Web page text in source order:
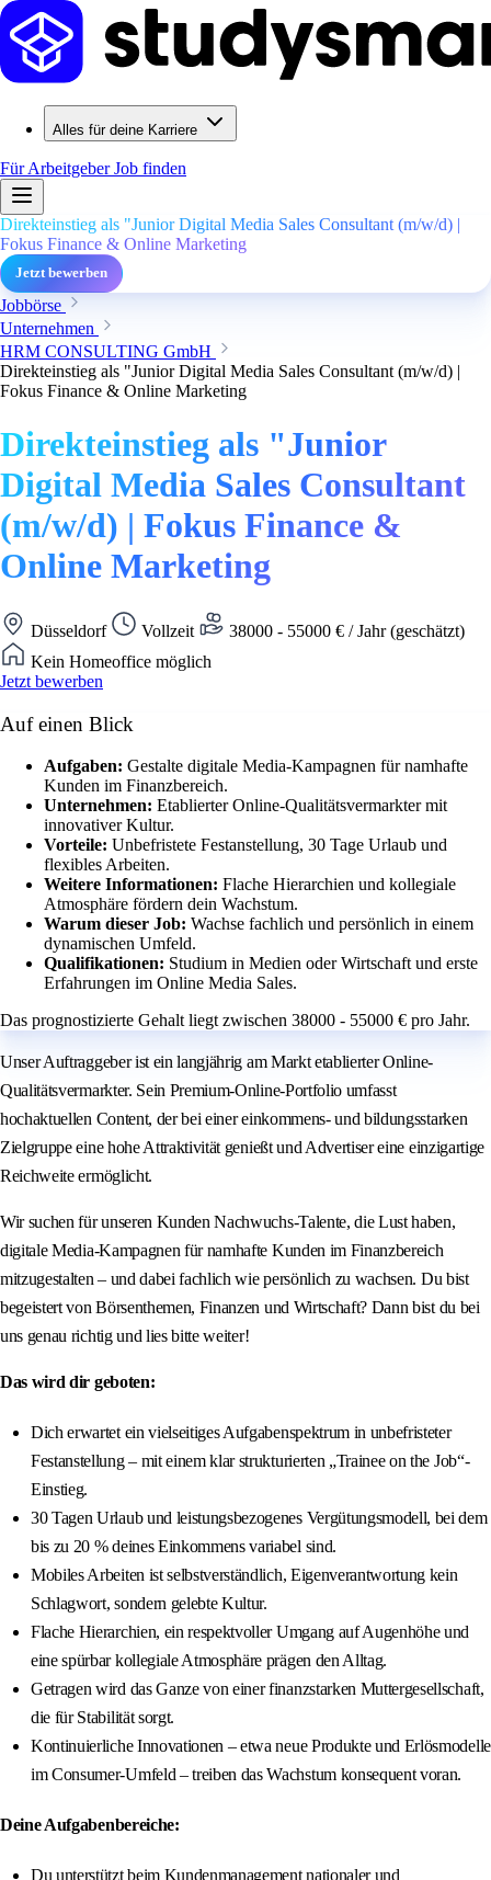
Alles für deine Karriere
Für ArbeitgeberJob finden
Direkteinstieg als "Junior Digital Media Sales Consultant (m/w/d) |
Fokus Finance & Online Marketing
Jetzt bewerben
Jobbörse
Unternehmen
HRM CONSULTING GmbH
Direkteinstieg als "Junior Digital Media Sales Consultant (m/w/d) |
Fokus Finance & Online Marketing
Direkteinstieg als "Junior
Digital Media Sales Consultant
(m/w/d) | Fokus Finance &
Online Marketing
Düsseldorf Vollzeit
38000 - 55000 € / Jahr (geschätzt)
Kein Homeoffice möglich
Jetzt bewerben
Auf einen Blick
Aufgaben: Gestalte digitale Media-Kampagnen für namhafte
Kunden im Finanzbereich.
Unternehmen: Etablierter Online-Qualitätsvermarkter mit
innovativer Kultur.
Vorteile: Unbefristete Festanstellung, 30 Tage Urlaub und
flexibles Arbeiten.
Weitere Informationen: Flache Hierarchien und kollegiale
Atmosphäre fördern dein Wachstum.
Warum dieser Job: Wachse fachlich und persönlich in einem
dynamischen Umfeld.
Qualifikationen: Studium in Medien oder Wirtschaft und erste
Erfahrungen im Online Media Sales.
Das prognostizierte Gehalt liegt zwischen 38000 - 55000 € pro Jahr.
Unser Auftraggeber ist ein langjährig am Markt etablierter Online-
Qualitätsvermarkter. Sein Premium-Online-Portfolio umfasst
hochaktuellen Content, der bei einer einkommens- und bildungsstarken
Zielgruppe eine hohe Attraktivität genießt und Advertiser eine einzigartige
Reichweite ermöglicht.
Wir suchen für unseren Kunden Nachwuchs-Talente, die Lust haben,
digitale Media-Kampagnen für namhafte Kunden im Finanzbereich
mitzugestalten – und dabei fachlich wie persönlich zu wachsen. Du bist
begeistert von Börsenthemen, Finanzen und Wirtschaft? Dann bist du bei
uns genau richtig und lies bitte weiter!
Das wird dir geboten:
Dich erwartet ein vielseitiges Aufgabenspektrum in unbefristeter
Festanstellung – mit einem klar strukturierten „Trainee on the Job“-
Einstieg.
30 Tagen Urlaub und leistungsbezogenes Vergütungsmodell, bei dem
bis zu 20 % deines Einkommens variabel sind.
Mobiles Arbeiten ist selbstverständlich, Eigenverantwortung kein
Schlagwort, sondern gelebte Kultur.
Flache Hierarchien, ein respektvoller Umgang auf Augenhöhe und
eine spürbar kollegiale Atmosphäre prägen den Alltag.
Getragen wird das Ganze von einer finanzstarken Muttergesellschaft,
die für Stabilität sorgt.
Kontinuierliche Innovationen – etwa neue Produkte und Erlösmodelle
im Consumer-Umfeld – treiben das Wachstum konsequent voran.
Deine Aufgabenbereiche:
Du unterstützt beim Kundenmanagement nationaler und